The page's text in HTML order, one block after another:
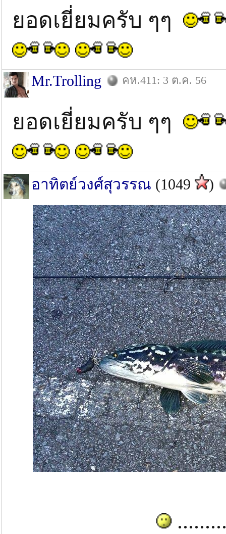
ยอดเยี่ยมครับ ๆๆ
Mr.Trolling คห.411: 3 ต.ค. 56
ยอดเยี่ยมครับ ๆๆ
อาทิตย์วงศ์สุวรรณ (1049 )